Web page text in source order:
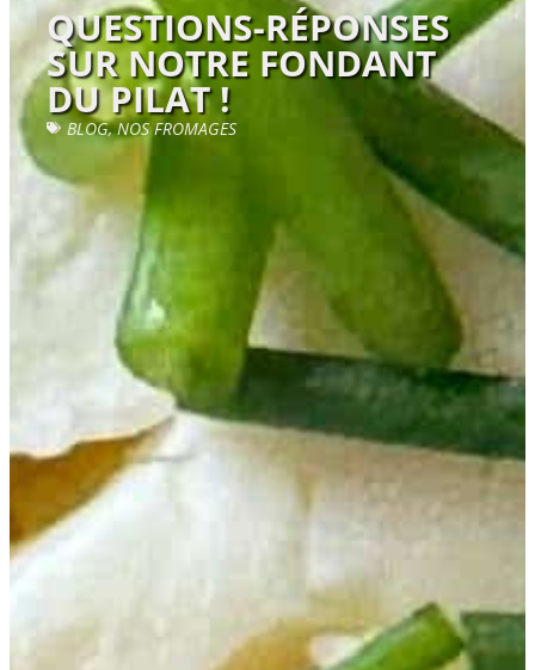
QUESTIONS-RÉPONSES
SUR NOTRE FONDANT
DU PILAT !
BLOG,NOS FROMAGES